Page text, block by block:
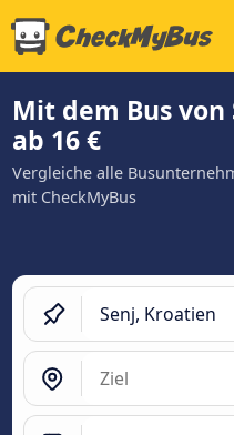
Mit dem Bus von
ab 16 €
Vergleiche alle
mit CheckMyBus